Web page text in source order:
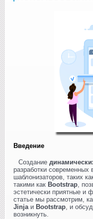
Введение
Создание
разработки современных
шаблонизаторов, таких
такими как Bootstrap,
эстетически приятные и
статье мы рассмотрим,
Jinjaи Bootstrap, и
возникнуть.